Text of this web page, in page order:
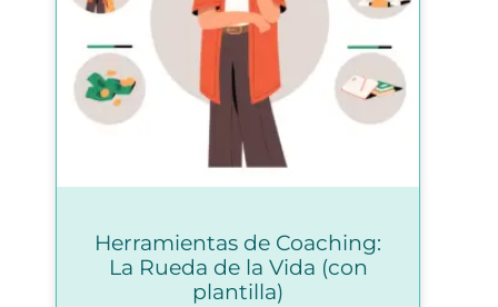
Herramientas de Coaching:
La Rueda de la Vida (con
plantilla)